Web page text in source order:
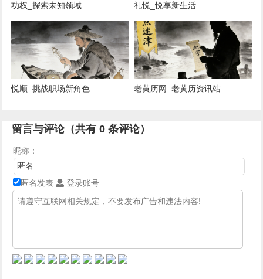
功权_探索未知领域 礼悦_悦享新生活
悦顺_挑战职场新角色 老黄历网_老黄历资讯站
留言与评论（共有0 条评论）
昵称：
匿名发表 登录账号